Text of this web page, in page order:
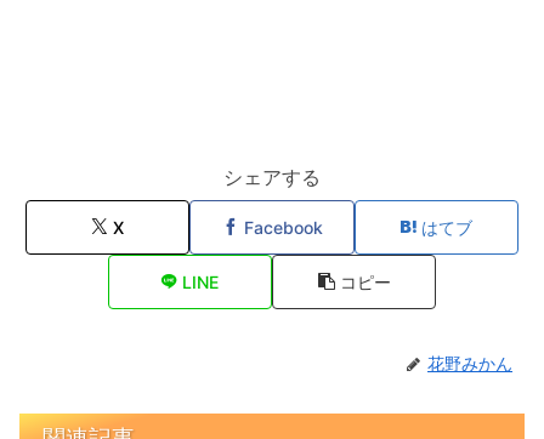
シェアする
X Facebook はてブ
LINE コピー
花野みかん